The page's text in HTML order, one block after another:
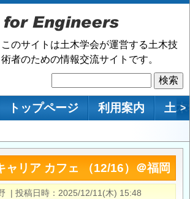
このサイトは土木学会が運営する土木技
術者のための情報交流サイトです。
索
ョン
トップページ 利用案内 土 >
ャリア カフェ （12/16）＠福岡
| 投稿日時
2025/12/11(木) 15:48